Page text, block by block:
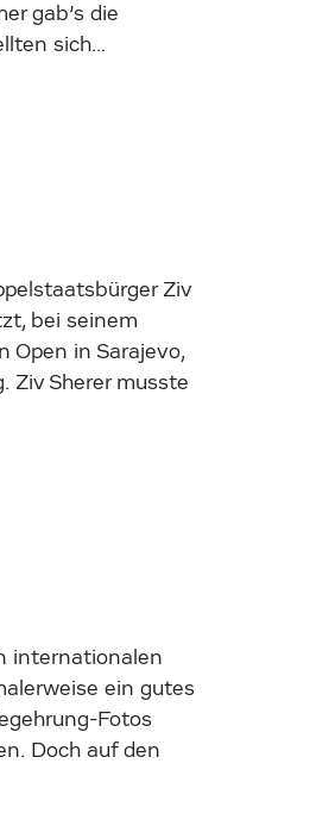
gab’s die
sich…
Ziv
bei seinem
Open in Sarajevo,
Ziv Sherer musste
internationalen
ein gutes
Fotos
Doch auf den